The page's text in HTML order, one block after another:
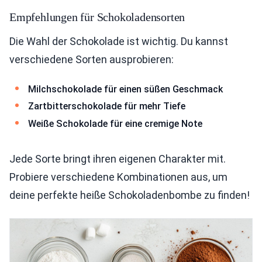
Empfehlungen für Schokoladensorten
Die Wahl der Schokolade ist wichtig. Du kannst
verschiedene Sorten ausprobieren:
Milchschokolade für einen süßen Geschmack
Zartbitterschokolade für mehr Tiefe
Weiße Schokolade für eine cremige Note
Jede Sorte bringt ihren eigenen Charakter mit.
Probiere verschiedene Kombinationen aus, um
deine perfekte heiße Schokoladenbombe zu finden!